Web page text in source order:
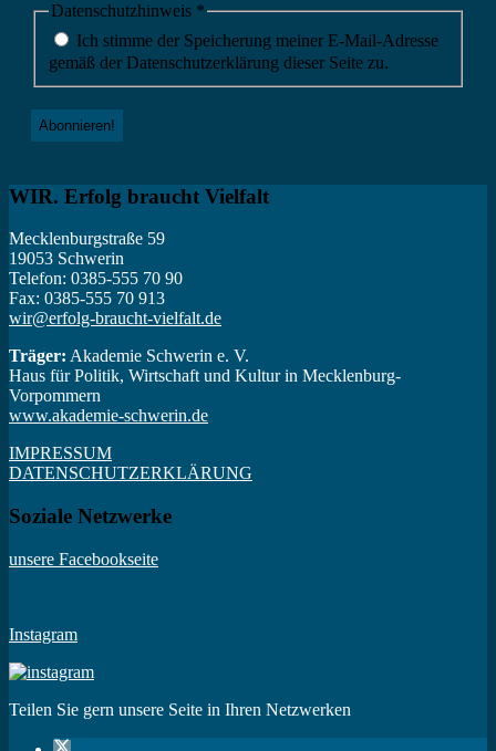
Datenschutzhinweis *
Ich stimme der Speicherung meiner E-Mail-Adresse
gemäß der Datenschutzerklärung dieser Seite zu.
WIR. Erfolg braucht Vielfalt
Mecklenburgstraße 59
19053 Schwerin
Telefon: 0385-555 70 90
Fax: 0385-555 70 913
wir@erfolg-braucht-vielfalt.de
Träger: Akademie Schwerin e. V.
Haus für Politik, Wirtschaft und Kultur in Mecklenburg-
Vorpommern
www.akademie-schwerin.de
IMPRESSUM
DATENSCHUTZERKLÄRUNG
Soziale Netzwerke
unsere Facebookseite
Instagram
Teilen Sie gern unsere Seite in Ihren Netzwerken